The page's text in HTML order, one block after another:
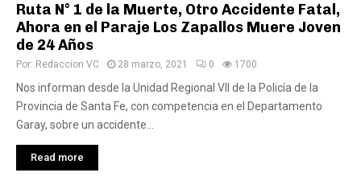
Ruta N° 1 de la Muerte, Otro Accidente Fatal,
Ahora en el Paraje Los Zapallos Muere Joven
de 24 Años
Por: Redaccion VC 28 marzo, 2021 0 1700
Nos informan desde la Unidad Regional VII de la Policía de la
Provincia de Santa Fe, con competencia en el Departamento
Garay, sobre un accidente...
Read more